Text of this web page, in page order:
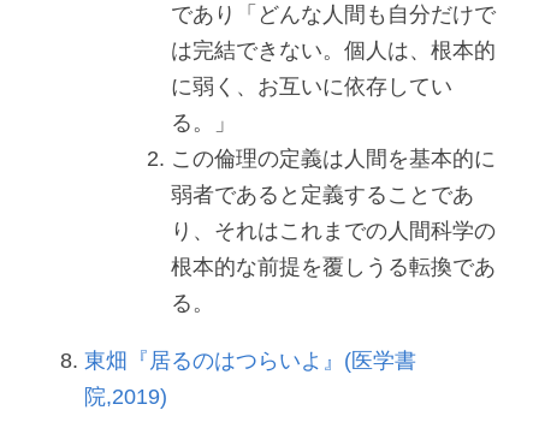
であり「どんな人間も自分だけで
は完結できない。個人は、根本的
に弱く、お互いに依存してい
る。」
この倫理の定義は人間を基本的に
弱者であると定義することであ
り、それはこれまでの人間科学の
根本的な前提を覆しうる転換であ
る。
東畑『居るのはつらいよ』(医学書
院,2019)